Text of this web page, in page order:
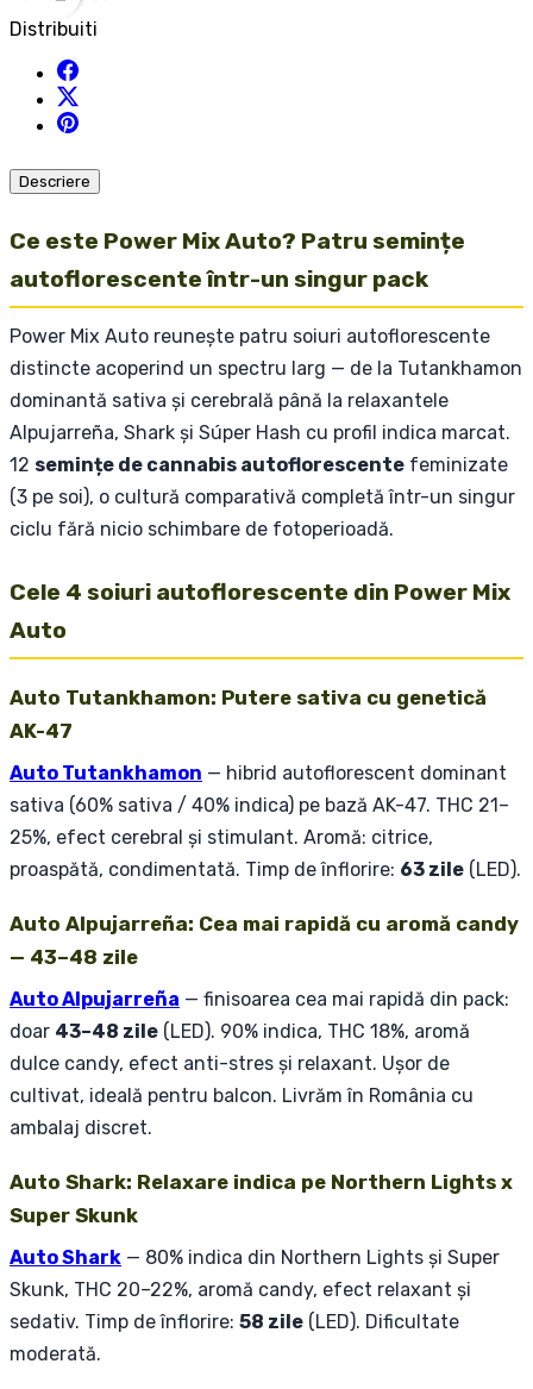
Distribuiti
Descriere
Ce este Power Mix Auto? Patru semințe
autoflorescente într-un singur pack
Power Mix Auto reunește patru soiuri autoflorescente
distincte acoperind un spectru larg — de la Tutankhamon
dominantă sativa și cerebrală până la relaxantele
Alpujarreña, Shark și Súper Hash cu profil indica marcat.
12 semințe de cannabis autoflorescente feminizate
(3 pe soi), o cultură comparativă completă într-un singur
ciclu fără nicio schimbare de fotoperioadă.
Cele 4 soiuri autoflorescente din Power Mix
Auto
Auto Tutankhamon: Putere sativa cu genetică
AK-47
Auto Tutankhamon — hibrid autoflorescent dominant
sativa (60% sativa / 40% indica) pe bază AK-47. THC 21–
25%, efect cerebral și stimulant. Aromă: citrice,
proaspătă, condimentată. Timp de înflorire: 63 zile (LED).
Auto Alpujarreña: Cea mai rapidă cu aromă candy
— 43–48 zile
Auto Alpujarreña — finisoarea cea mai rapidă din pack:
doar 43–48 zile (LED). 90% indica, THC 18%, aromă
dulce candy, efect anti-stres și relaxant. Ușor de
cultivat, ideală pentru balcon. Livrăm în România cu
ambalaj discret.
Auto Shark: Relaxare indica pe Northern Lights x
Super Skunk
Auto Shark — 80% indica din Northern Lights și Super
Skunk, THC 20–22%, aromă candy, efect relaxant și
sedativ. Timp de înflorire: 58 zile (LED). Dificultate
moderată.